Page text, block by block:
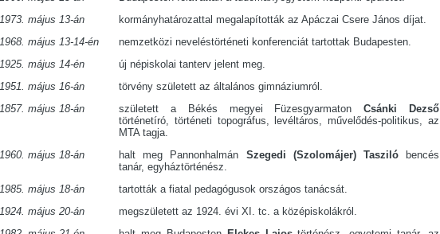
1973. május 13-án
kormányhatározattal megalapították az Apáczai Csere János díjat.
1968. május 13-14-én
nemzetközi neveléstörténeti konferenciát tartottak Budapesten.
1925. május 14-én
új népiskolai tanterv jelent meg.
1951. május 16-án
törvény született az általános gimnáziumról.
1857. május 18-án
született a Békés megyei FüzesgyarmatonCsánki Dezső
történetíró, történeti topográfus, levéltáros, művelődés-politikus, az
MTA tagja.
1960. május 18-án
halt meg Pannonhalmán Szegedi (Szolomájer) Tasziló
bencés
tanár, egyháztörténész.
1985. május 18-án
tartották a fiatal pedagógusok országos tanácsát.
1924. május 20-án
megszületett az 1924. évi XI. tc. a középiskolákról.